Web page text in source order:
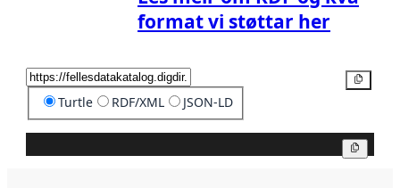
format vi støttar her
Turtle RDF/XML JSON-LD